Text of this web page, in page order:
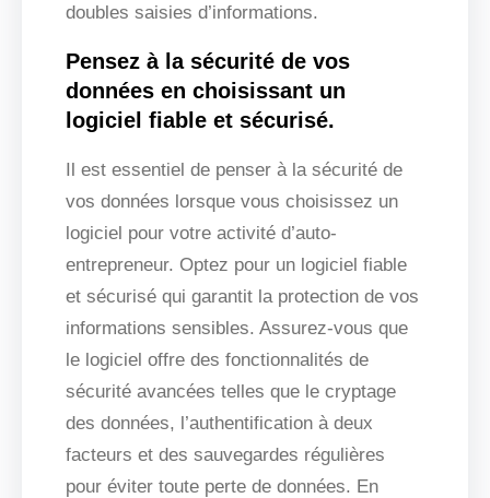
doubles saisies d’informations.
Pensez à la sécurité de vos
données en choisissant un
logiciel fiable et sécurisé.
Il est essentiel de penser à la sécurité de
vos données lorsque vous choisissez un
logiciel pour votre activité d’auto-
entrepreneur. Optez pour un logiciel fiable
et sécurisé qui garantit la protection de vos
informations sensibles. Assurez-vous que
le logiciel offre des fonctionnalités de
sécurité avancées telles que le cryptage
des données, l’authentification à deux
facteurs et des sauvegardes régulières
pour éviter toute perte de données. En